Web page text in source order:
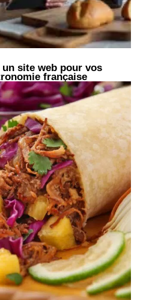
site web pour vos
française